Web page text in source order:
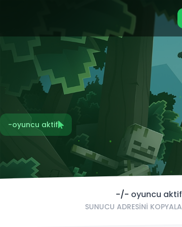
-oyuncu aktif
-/- oyuncu aktif
SUNUCU ADRESINI KOPYALA